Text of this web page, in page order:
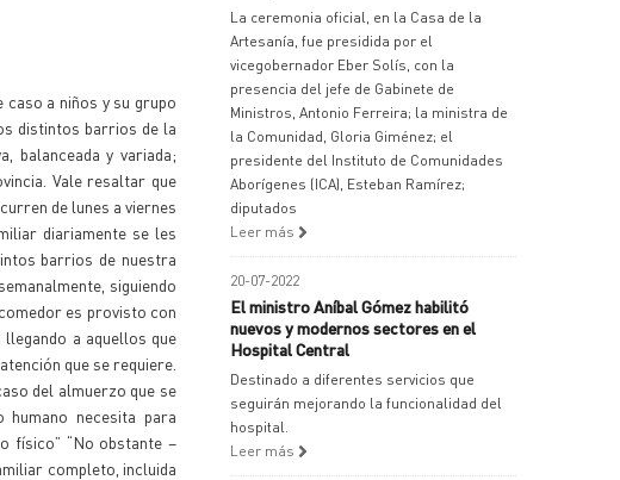
a niños y su grupo
distintos barrios de la
balanceada y variada;
Vale resaltar que
de lunes a viernes
diariamente se les
barrios de nuestra
siguiendo
es provisto con
a aquellos que
que se requiere.
del almuerzo que se
necesita para
físico” “No obstante –
completo, incluida
La ceremonia oficial, en la Casa de la
Artesanía, fue presidida por el
vicegobernador Eber Solís, con la
presencia del jefe de Gabinete de
Ministros, Antonio Ferreira; la ministra de
la Comunidad, Gloria Giménez; el
presidente del Instituto de Comunidades
Aborígenes (ICA), Esteban Ramírez;
diputados
Leer más
20-07-2022
El ministro Aníbal Gómez habilitó
nuevos y modernos sectores en el
Hospital Central
Destinado a diferentes servicios que
seguirán mejorando la funcionalidad del
hospital.
Leer más